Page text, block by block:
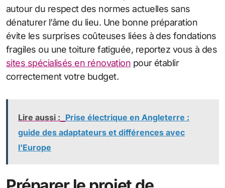
autour du respect des normes actuelles sans
dénaturer l’âme du lieu. Une bonne préparation
évite les surprises coûteuses liées à des fondations
fragiles ou une toiture fatiguée, reportez vous à des
sites spécialisés en rénovation pour établir
correctement votre budget.
Lire aussi : Prise électrique en Angleterre :
guide des adaptateurs et différences avec
l'Europe